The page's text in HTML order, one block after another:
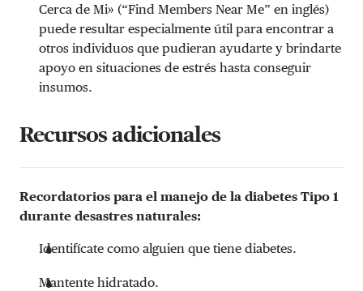
Cerca de Mi» (“Find Members Near Me” en inglés)
puede resultar especialmente útil para encontrar a
otros individuos que pudieran ayudarte y brindarte
apoyo en situaciones de estrés hasta conseguir
insumos.
Recursos adicionales
Recordatorios para el manejo de la diabetes Tipo 1
durante desastres naturales:
Identifícate como alguien que tiene diabetes.
Mantente hidratado.